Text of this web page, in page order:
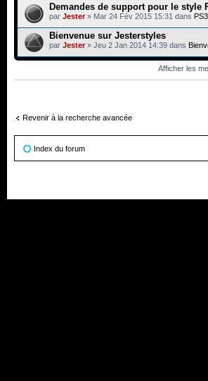
Demandes de support pour le style
par Jester» Mar 24 Fév 2015 15:31 dans PS3
Bienvenue sur Jesterstyles
par Jester» Jeu 2 Jan 2014 14:39 dans
Afficher les
Revenir à la recherche avancée
Index du forum